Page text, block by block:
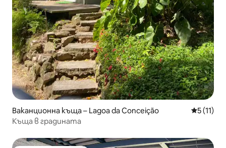
Ваканционна къща – Lagoa da Conceição Средна
5 (11)
Къща в градината